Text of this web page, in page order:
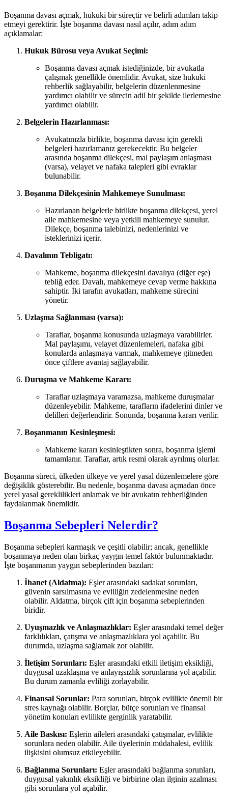
Boşanma davası açmak, hukuki bir süreçtir ve belirli adımları takip
etmeyi gerektirir. İşte boşanma davası nasıl açılır, adım adım
açıklamalar:
Hukuk Bürosu veya Avukat Seçimi:
Boşanma davası açmak istediğinizde, bir avukatla
çalışmak genellikle önemlidir. Avukat, size hukuki
rehberlik sağlayabilir, belgelerin düzenlenmesine
yardımcı olabilir ve sürecin adil bir şekilde ilerlemesine
yardımcı olabilir.
Belgelerin Hazırlanması:
Avukatınızla birlikte, boşanma davası için gerekli
belgeleri hazırlamanız gerekecektir. Bu belgeler
arasında boşanma dilekçesi, mal paylaşım anlaşması
(varsa), velayet ve nafaka talepleri gibi evraklar
bulunabilir.
Boşanma Dilekçesinin Mahkemeye Sunulması:
Hazırlanan belgelerle birlikte boşanma dilekçesi, yerel
aile mahkemesine veya yetkili mahkemeye sunulur.
Dilekçe, boşanma talebinizi, nedenlerinizi ve
isteklerinizi içerir.
Davalının Tebligatı:
Mahkeme, boşanma dilekçesini davalıya (diğer eşe)
tebliğ eder. Davalı, mahkemeye cevap verme hakkına
sahiptir. İki tarafın avukatları, mahkeme sürecini
yönetir.
Uzlaşma Sağlanması (varsa):
Taraflar, boşanma konusunda uzlaşmaya varabilirler.
Mal paylaşımı, velayet düzenlemeleri, nafaka gibi
konularda anlaşmaya varmak, mahkemeye gitmeden
önce çiftlere avantaj sağlayabilir.
Duruşma ve Mahkeme Kararı:
Taraflar uzlaşmaya varamazsa, mahkeme duruşmalar
düzenleyebilir. Mahkeme, tarafların ifadelerini dinler ve
delilleri değerlendirir. Sonunda, boşanma kararı verilir.
Boşanmanın Kesinleşmesi:
Mahkeme kararı kesinleştikten sonra, boşanma işlemi
tamamlanır. Taraflar, artık resmi olarak ayrılmış olurlar.
Boşanma süreci, ülkeden ülkeye ve yerel yasal düzenlemelere göre
değişiklik gösterebilir. Bu nedenle, boşanma davası açmadan önce
yerel yasal gereklilikleri anlamak ve bir avukatın rehberliğinden
faydalanmak önemlidir.
Boşanma Sebepleri Nelerdir?
Boşanma sebepleri karmaşık ve çeşitli olabilir; ancak, genellikle
boşanmaya neden olan birkaç yaygın temel faktör bulunmaktadır.
İşte boşanmanın yaygın sebeplerinden bazıları:
İhanet (Aldatma): Eşler arasındaki sadakat sorunları,
güvenin sarsılmasına ve evliliğin zedelenmesine neden
olabilir. Aldatma, birçok çift için boşanma sebeplerinden
biridir.
Uyuşmazlık ve Anlaşmazlıklar: Eşler arasındaki temel değer
farklılıkları, çatışma ve anlaşmazlıklara yol açabilir. Bu
durumda, uzlaşma sağlamak zor olabilir.
İletişim Sorunları: Eşler arasındaki etkili iletişim eksikliği,
duygusal uzaklaşma ve anlayışsızlık sorunlarına yol açabilir.
Bu durum zamanla evliliği zorlayabilir.
Finansal Sorunlar: Para sorunları, birçok evlilikte önemli bir
stres kaynağı olabilir. Borçlar, bütçe sorunları ve finansal
yönetim konuları evlilikte gerginlik yaratabilir.
Aile Baskısı: Eşlerin aileleri arasındaki çatışmalar, evlilikte
sorunlara neden olabilir. Aile üyelerinin müdahalesi, evlilik
ilişkisini olumsuz etkileyebilir.
Bağlanma Sorunları: Eşler arasındaki bağlanma sorunları,
duygusal yakınlık eksikliği ve birbirine olan ilginin azalması
gibi sorunlara yol açabilir.